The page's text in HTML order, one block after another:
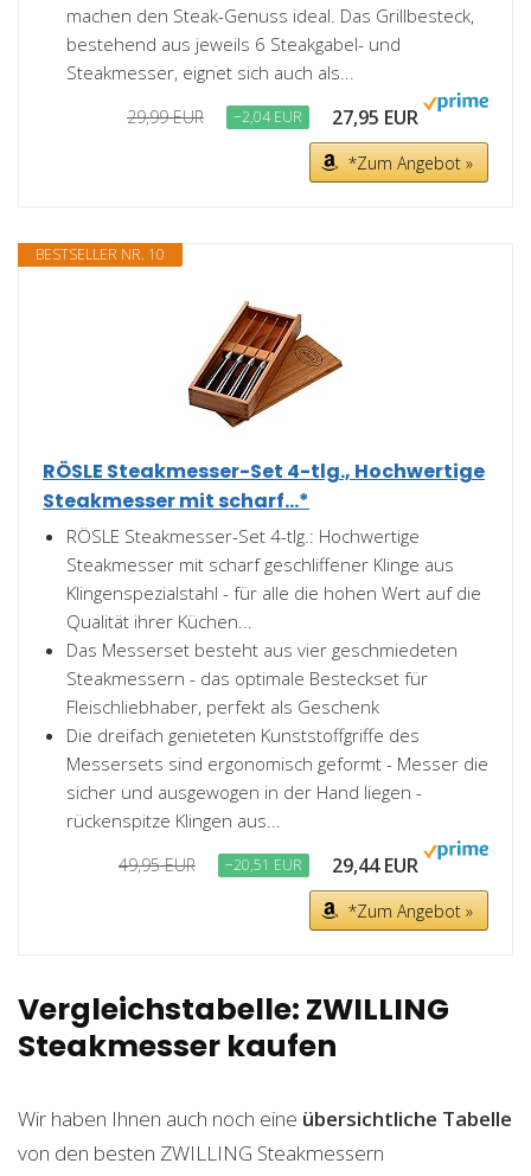
machen den Steak-Genuss ideal. Das Grillbesteck,
bestehend aus jeweils 6 Steakgabel- und
Steakmesser, eignet sich auch als...
29,99 EUR −2,04 EUR 27,95 EUR
*Zum Angebot »
BESTSELLER NR. 10
RÖSLE Steakmesser-Set 4-tlg., Hochwertige
Steakmesser mit scharf...*
RÖSLE Steakmesser-Set 4-tlg.: Hochwertige
Steakmesser mit scharf geschliffener Klinge aus
Klingenspezialstahl - für alle die hohen Wert auf die
Qualität ihrer Küchen...
Das Messerset besteht aus vier geschmiedeten
Steakmessern - das optimale Besteckset für
Fleischliebhaber, perfekt als Geschenk
Die dreifach genieteten Kunststoffgriffe des
Messersets sind ergonomisch geformt - Messer die
sicher und ausgewogen in der Hand liegen -
rückenspitze Klingen aus...
49,95 EUR −20,51 EUR 29,44 EUR
*Zum Angebot »
Vergleichstabelle: ZWILLING
Steakmesser kaufen
Wir haben Ihnen auch noch eine übersichtliche Tabelle
von den besten ZWILLING Steakmessern